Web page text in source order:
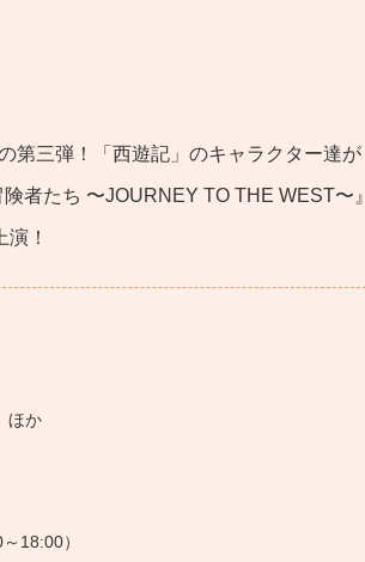
第三弾！「西遊記」のキャラクター達が
者たち 〜JOURNEY TO THE WEST〜』
！
ほか
18:00）